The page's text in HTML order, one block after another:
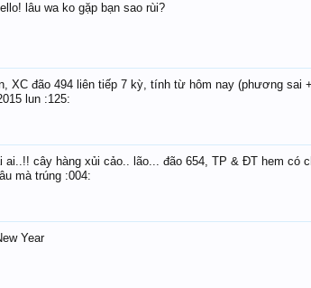
lâu wa ko gặp bạn sao rùi?
XC đão 494 liên tiếp 7 kỳ, tính từ hôm nay (phương sai
lun :125:
ai..!! cây hàng xủi cảo.. lão... đão 654, TP & ĐT hem có
mà trúng :004:
Year